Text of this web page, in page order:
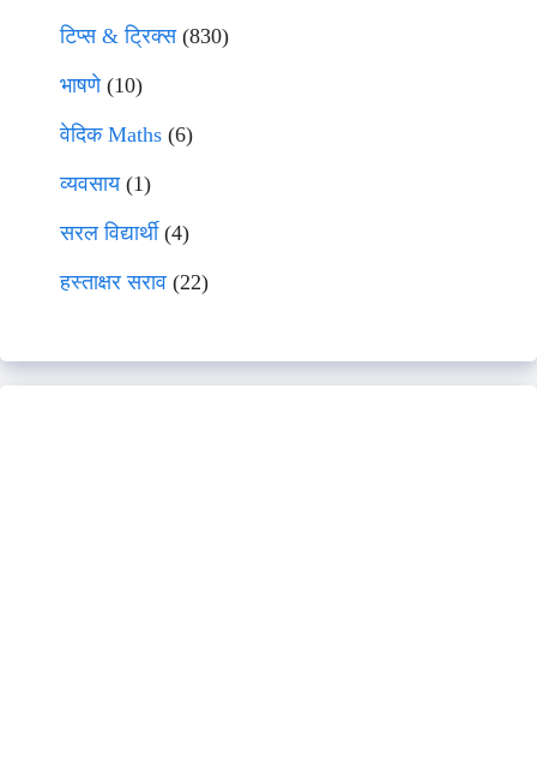
टिप्स & ट्रिक्स(830)
भाषणे(10)
वेदिक Maths (6)
व्यवसाय(1)
सरल विद्यार्थी(4)
हस्ताक्षर सराव (22)